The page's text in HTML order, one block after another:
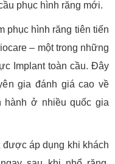
phục hình răng mới.
phục hình răng tiên tiến
– một trong những
Implant toàn cầu. Đây
gia đánh giá cao về
hành ở nhiều quốc gia
được áp dụng khi khách